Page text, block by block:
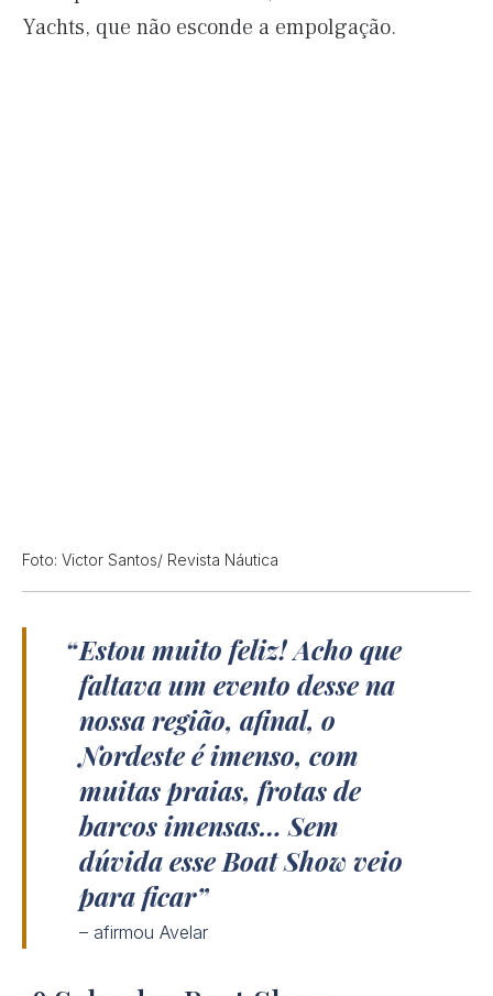
Yachts, que não esconde a empolgação.
Foto: Victor Santos/ Revista Náutica
Estou muito feliz! Acho que
faltava um evento desse na
nossa região, afinal, o
Nordeste é imenso, com
muitas praias, frotas de
barcos imensas… Sem
dúvida esse Boat Show veio
para ficar
– afirmou Avelar